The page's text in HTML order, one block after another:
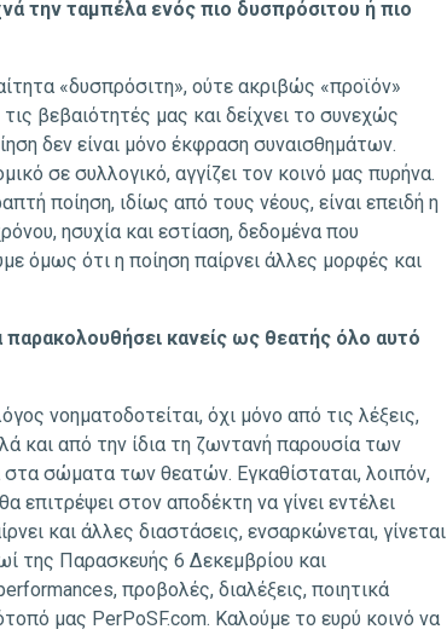
την ταμπέλα ενός πιο δυσπρόσιτου ή πιο
«δυσπρόσιτη», ούτε ακριβώς «προϊόν»
βεβαιότητές μας και δείχνει το συνεχώς
δεν είναι μόνο έκφραση συναισθημάτων.
σε συλλογικό, αγγίζει τον κοινό μας πυρήνα.
ποίηση, ιδίως από τους νέους, είναι επειδή η
ησυχία και εστίαση, δεδομένα που
όμως ότι η ποίηση παίρνει άλλες μορφές και
κανείς ως θεατής όλο αυτό
νοηματοδοτείται, όχι μόνο από τις λέξεις,
και από την ίδια τη ζωντανή παρουσία των
σώματα των θεατών. Εγκαθίσταται, λοιπόν,
επιτρέψει στον αποδέκτη να γίνει εντέλει
και άλλες διαστάσεις, ενσαρκώνεται, γίνεται
της Παρασκευής 6 Δεκεμβρίου και
προβολές, διαλέξεις, ποιητικά
μας PerPoSF.com. Καλούμε το ευρύ κοινό να